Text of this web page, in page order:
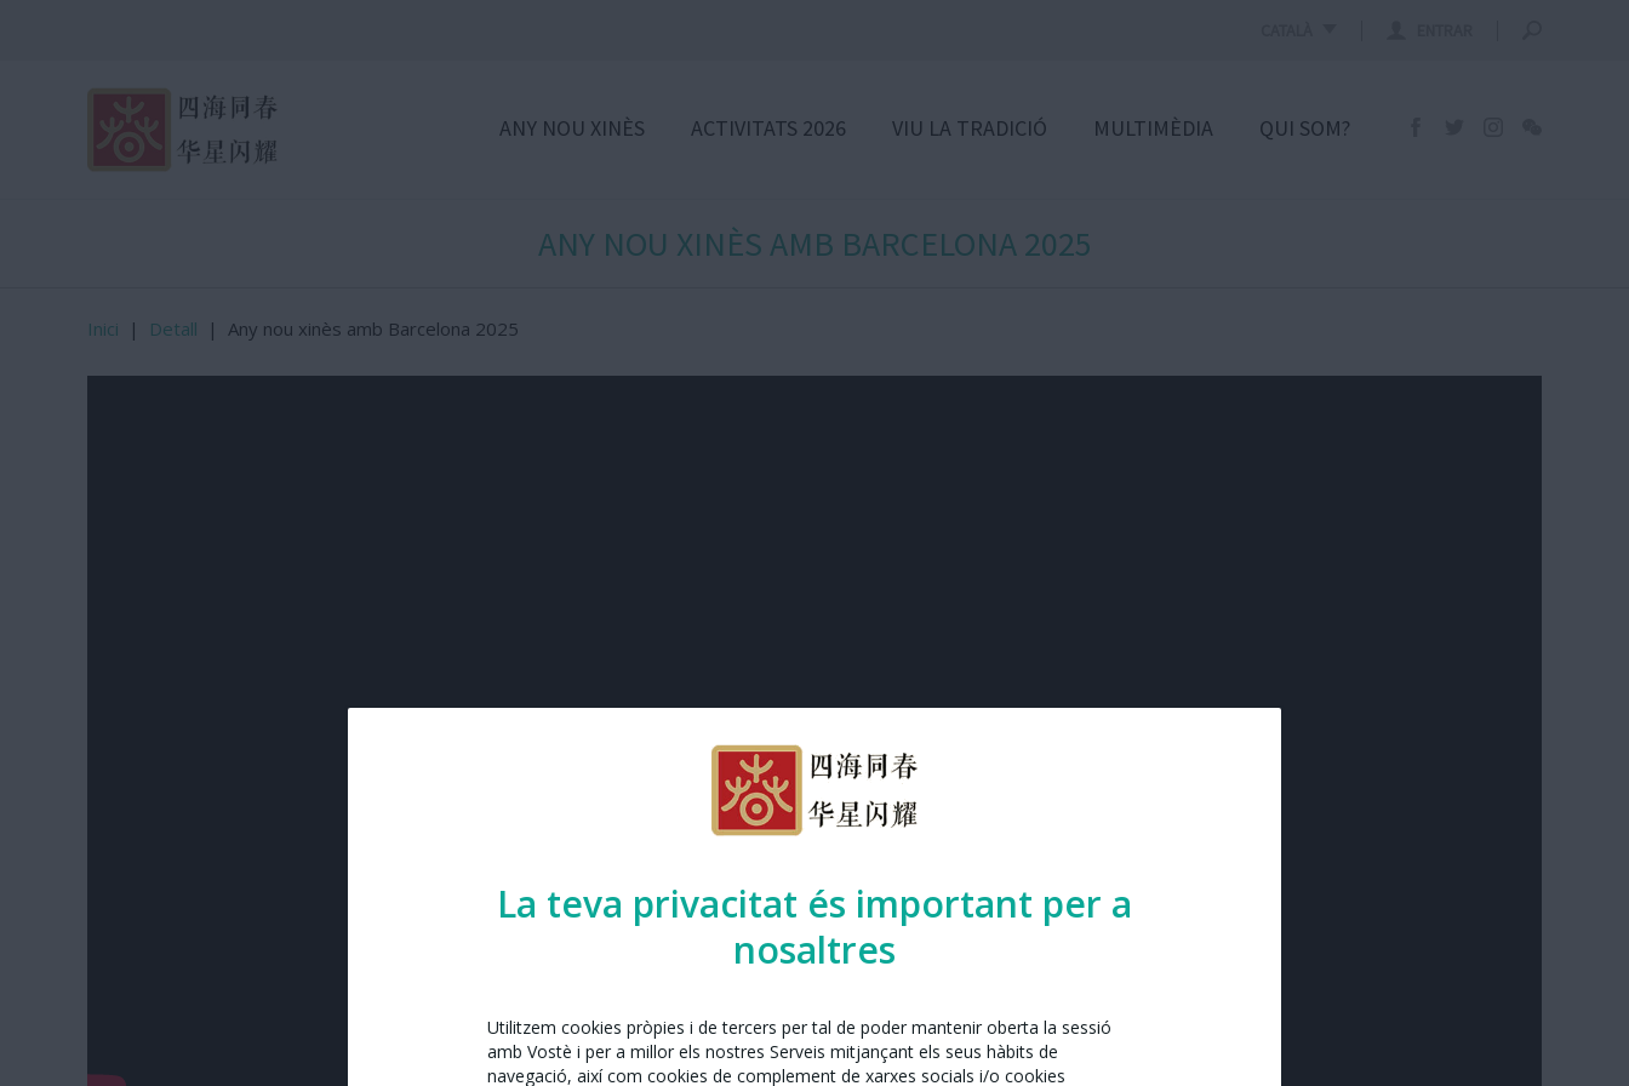
La teva privacitat és important per a
nosaltres
Utilitzem cookies pròpies i de tercers per tal de poder mantenir oberta la sessió
amb Vostè i per a millor els nostres Serveis mitjançant els seus hàbits de
navegació, així com cookies de complement de xarxes socials i/o cookies
ANY NOU XINÈS ACTIVITATS 2026 VIU LA TRADICIÓ MULTIMÈDIA QUI SOM?
ANY NOU XINÈS AMB BARCELONA 2025
Inici | Detall | Any nou xinès amb Barcelona 2025